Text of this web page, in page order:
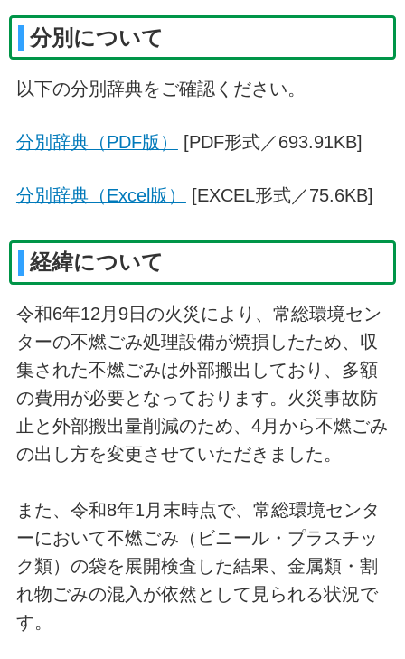
分別について
以下の分別辞典をご確認ください。
分別辞典（PDF版） [PDF形式／693.91KB]
分別辞典（Excel版） [EXCEL形式／75.6KB]
経緯について
令和6年12月9日の火災により、常総環境セン
ターの不燃ごみ処理設備が焼損したため、収
集された不燃ごみは外部搬出しており、多額
の費用が必要となっております。火災事故防
止と外部搬出量削減のため、4月から不燃ごみ
の出し方を変更させていただきました。
また、令和8年1月末時点で、常総環境センタ
ーにおいて不燃ごみ（ビニール・プラスチッ
ク類）の袋を展開検査した結果、金属類・割
れ物ごみの混入が依然として見られる状況で
す。